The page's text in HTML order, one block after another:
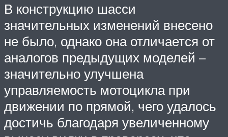
В конструкцию шасси
значительных изменений внесено
не было, однако она отличается от
аналогов предыдущих моделей –
значительно улучшена
управляемость мотоцикла при
движении по прямой, чего удалось
достичь благодаря увеличенному